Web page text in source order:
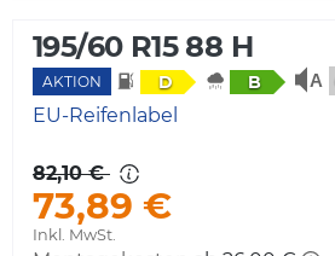
195/60 R15 88 H
AKTION D B
EU-Reifenlabel
82,10 €
73,89 €
Inkl. MwSt.